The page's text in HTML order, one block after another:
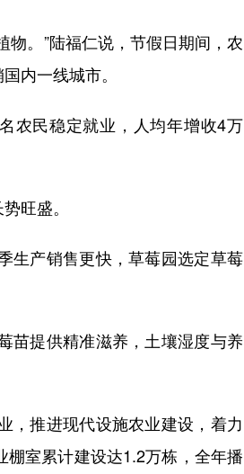
。”陆福仁说，节假日期间，农
内一线城市。
民稳定就业，人均年增收4万
旺盛。
产销售更快，草莓园选定草莓
提供精准滋养，土壤湿度与养
推进现代设施农业建设，着力
棚室累计建设达1.2万栋，全年播